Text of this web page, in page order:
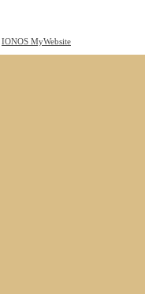
IONOS MyWebsite